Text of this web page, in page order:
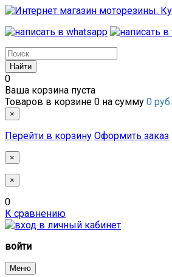
0
Ваша корзина пуста
Товаров в корзине 0 на сумму 0 руб.
×
Перейти в корзину Оформить заказ
×
×
0
К сравнению
войти
Меню